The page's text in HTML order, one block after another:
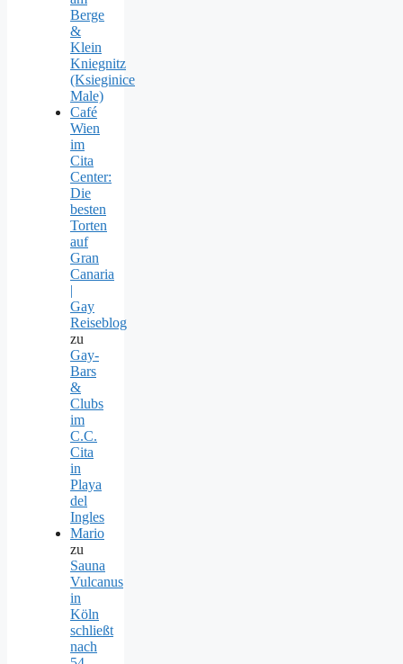
Berge
&
Klein
Kniegnitz
(Ksieginice
Male)
Café
Wien
im
Cita
Center:
Die
besten
Torten
auf
Gran
Canaria
|
Gay
Reiseblog
zu
Gay-
Bars
&
Clubs
im
C.C.
Cita
in
Playa
del
Ingles
Mario
zu
Sauna
Vulcanus
in
Köln
schließt
nach